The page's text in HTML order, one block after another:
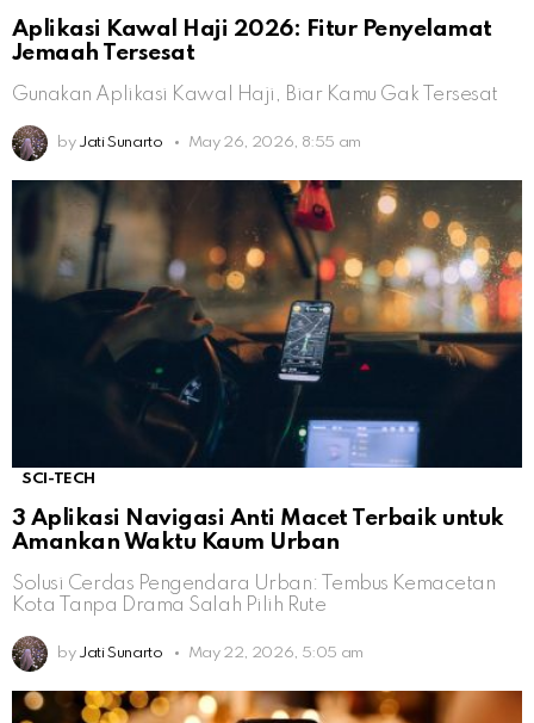
Aplikasi Kawal Haji 2026: Fitur Penyelamat
Jemaah Tersesat
Gunakan Aplikasi Kawal Haji, Biar Kamu Gak Tersesat
by Jati Sunarto May 26, 2026, 8:55 am
SCI-TECH
3 Aplikasi Navigasi Anti Macet Terbaik untuk
Amankan Waktu Kaum Urban
Solusi Cerdas Pengendara Urban: Tembus Kemacetan
Kota Tanpa Drama Salah Pilih Rute
by Jati Sunarto May 22, 2026, 5:05 am